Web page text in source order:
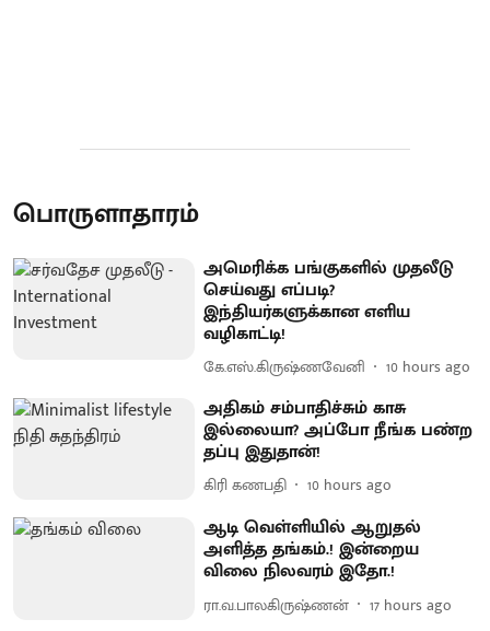
பொருளாதாரம்
அமெரிக்க பங்குகளில் முதலீடு
செய்வது எப்படி?
இந்தியர்களுக்கான எளிய
வழிகாட்டி!
கே.எஸ்.கிருஷ்ணவேனி 10 hours ago
அதிகம் சம்பாதிச்சும் காசு
இல்லையா? அப்போ நீங்க பண்ற
தப்பு இதுதான்!
கிரி கணபதி 10 hours ago
ஆடி வெள்ளியில் ஆறுதல்
அளித்த தங்கம்.! இன்றைய
விலை நிலவரம் இதோ.!
ரா.வ.பாலகிருஷ்ணன் 17 hours ago